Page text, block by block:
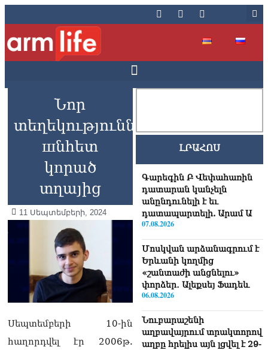
Նոր
տեղեկություններ
шնհետ
կnրած
տղայից
11 Սեպտեմբերի, 2024
Սեպտեմբերի 10-ին
հաղորդվել էր 2006թ.
ԼՐԱՀՈՍ
Գարեգին Բ Վեփահառին
դատարան կանչելն
անընդունելի է եւ
դատապարտելի. Արամ Ա
07.08.2026
Մոսկվան արձանագրում է
Երևանի կողմից
«շանտաժի անցնելու»
փորձեր․ Ալեքսեյ Ֆադեև
06.08.2026
Նուբարաշենի
աղբավայրում տրակտորով
աղբը հրելիս այն լցվել է 29-